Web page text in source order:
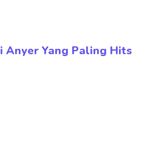
Anyer Yang Paling Hits